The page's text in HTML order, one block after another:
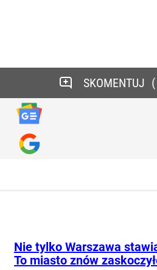
SKOMENTUJ
Nie tylko Warszawa
To miasto znów